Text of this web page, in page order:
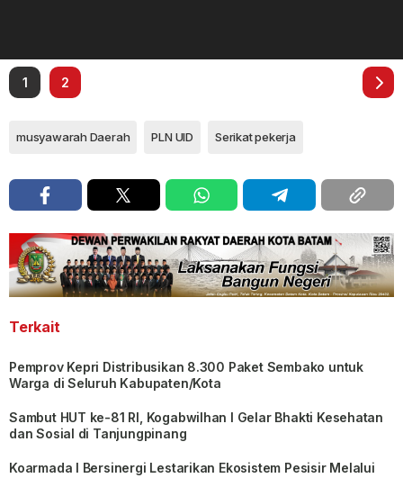
1 2
musyawarah Daerah PLN UID Serikat pekerja
Terkait
Pemprov Kepri Distribusikan 8.300 Paket Sembako untuk
Warga di Seluruh Kabupaten/Kota
Sambut HUT ke-81 RI, Kogabwilhan I Gelar Bhakti Kesehatan
dan Sosial di Tanjungpinang
Koarmada I Bersinergi Lestarikan Ekosistem Pesisir Melalui